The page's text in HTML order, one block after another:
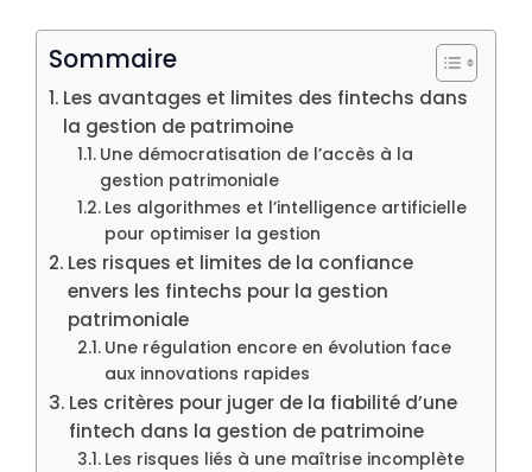
Sommaire
Les avantages et limites des fintechs dans
la gestion de patrimoine
Une démocratisation de l’accès à la
gestion patrimoniale
Les algorithmes et l’intelligence artificielle
pour optimiser la gestion
Les risques et limites de la confiance
envers les fintechs pour la gestion
patrimoniale
Une régulation encore en évolution face
aux innovations rapides
Les critères pour juger de la fiabilité d’une
fintech dans la gestion de patrimoine
Les risques liés à une maîtrise incomplète